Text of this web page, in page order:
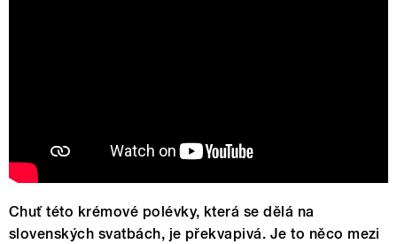
Chuť této krémové polévky, která se dělá na
slovenských svatbách, je překvapivá. Je to něco mezi